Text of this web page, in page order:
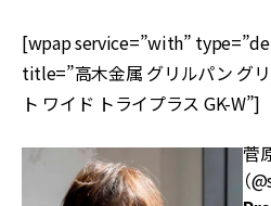
[wpap service=”with”
title=”高木金属 グリルパン グ
ト ワイド トライプラス GK-W”]
菅
（